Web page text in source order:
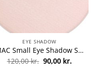
EYE SHADOW
MAC Small Eye Shadow Satin Refill 1,5 gr. – Shroom fra MAC Cosmetics
120,00kr. Den
oprindelige
90,00 kr.Den